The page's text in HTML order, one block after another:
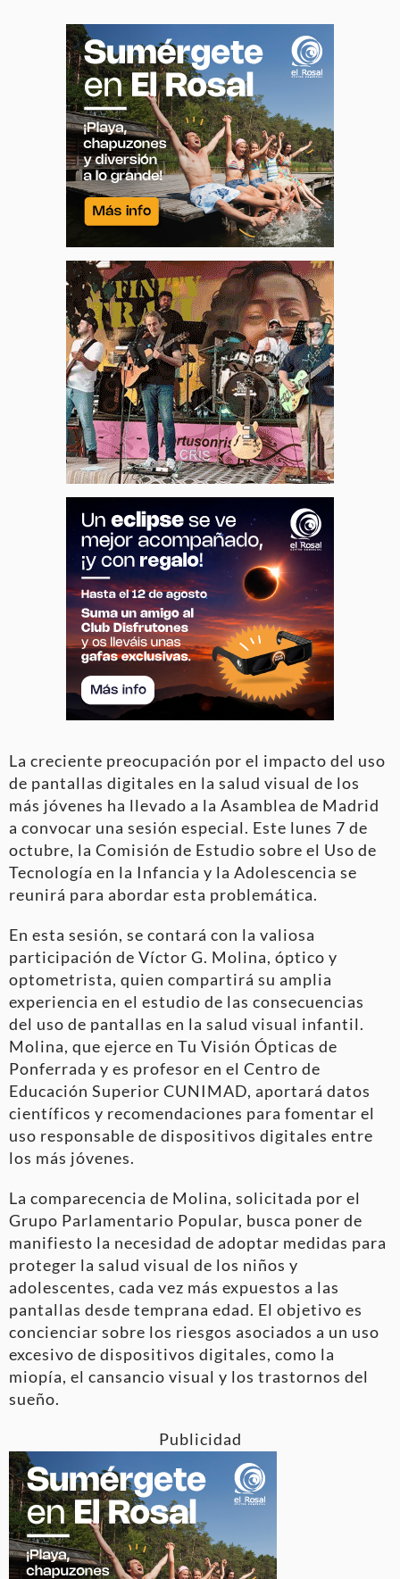
La creciente preocupación por el impacto del uso
de pantallas digitales en la salud visual de los
más jóvenes ha llevado a la Asamblea de Madrid
a convocar una sesión especial. Este lunes 7 de
octubre, la Comisión de Estudio sobre el Uso de
Tecnología en la Infancia y la Adolescencia se
reunirá para abordar esta problemática.
En esta sesión, se contará con la valiosa
participación de Víctor G. Molina, óptico y
optometrista, quien compartirá su amplia
experiencia en el estudio de las consecuencias
del uso de pantallas en la salud visual infantil.
Molina, que ejerce en Tu Visión Ópticas de
Ponferrada y es profesor en el Centro de
Educación Superior CUNIMAD, aportará datos
científicos y recomendaciones para fomentar el
uso responsable de dispositivos digitales entre
los más jóvenes.
La comparecencia de Molina, solicitada por el
Grupo Parlamentario Popular, busca poner de
manifiesto la necesidad de adoptar medidas para
proteger la salud visual de los niños y
adolescentes, cada vez más expuestos a las
pantallas desde temprana edad. El objetivo es
concienciar sobre los riesgos asociados a un uso
excesivo de dispositivos digitales, como la
miopía, el cansancio visual y los trastornos del
sueño.
Publicidad